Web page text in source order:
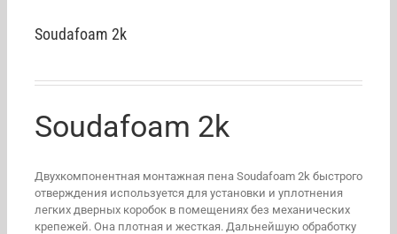
Soudafoam 2k
Soudafoam 2k
Двухкомпонентная монтажная пена Soudafoam 2k быстрого
отверждения используется для установки и уплотнения
легких дверных коробок в помещениях без механических
крепежей. Она плотная и жесткая. Дальнейшую обработку